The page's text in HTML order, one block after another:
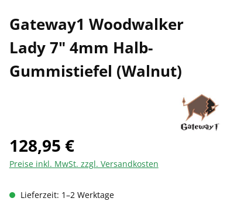
Gateway1 Woodwalker
Lady 7" 4mm Halb-
Gummistiefel (Walnut)
128,95 €
Preise inkl. MwSt. zzgl. Versandkosten
Lieferzeit: 1–2 Werktage